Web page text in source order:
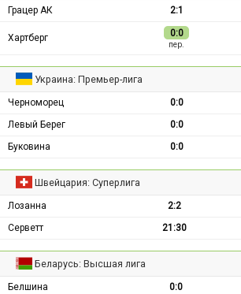
Грацер АК 2:1
Хартберг 0:0
пер.
Украина: Премьер-лига
Черноморец 0:0
Левый Берег
0:0
Буковина
0:0
Швейцария: Суперлига
Лозанна 2:2
Серветт
21:30
Беларусь: Высшая лига
Белшина 0:0